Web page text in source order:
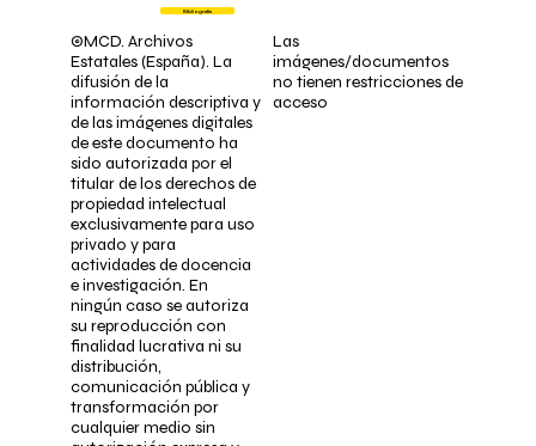
©MCD. Archivos
Estatales (España). La
difusión de la
información descriptiva y
de las imágenes digitales
de este documento ha
sido autorizada por el
titular de los derechos de
propiedad intelectual
exclusivamente para uso
privado y para
actividades de docencia
e investigación. En
ningún caso se autoriza
su reproducción con
finalidad lucrativa ni su
distribución,
comunicación pública y
transformación por
cualquier medio sin
Bibliografía
Las
imágenes/documentos
no tienen restricciones de
acceso